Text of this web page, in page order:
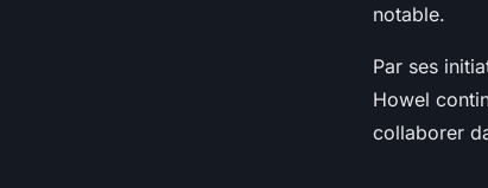
notable.
Par ses
Howel
collaborer